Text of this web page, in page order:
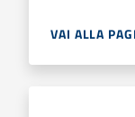
VAI ALLA